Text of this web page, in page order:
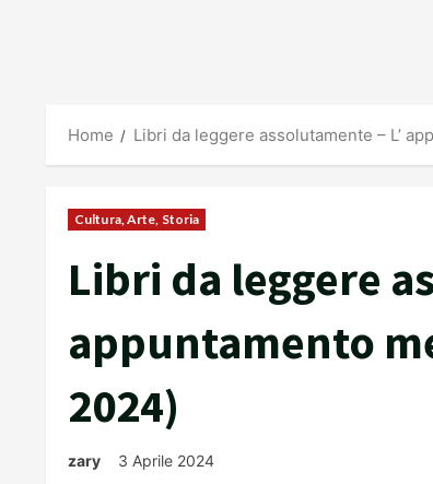
Home Libri da leggere assolutamente – L’
Cultura, Arte, Storia
Libri da leggere
appuntamento
2024)
zary 3 Aprile 2024